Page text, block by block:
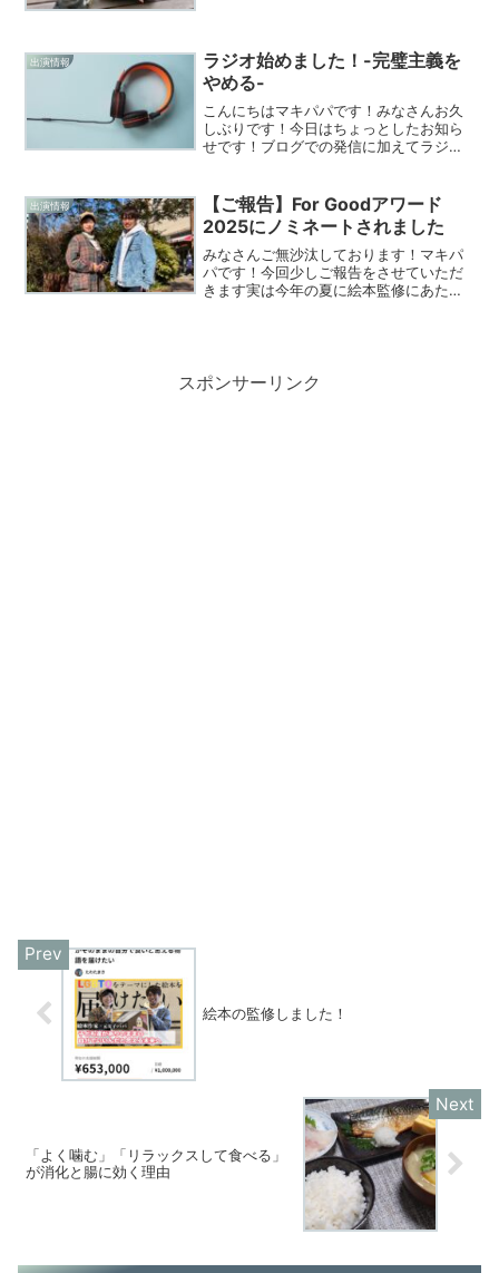
いう理由で反...
出演情報
ラジオ始めました！-完璧主義を
やめる-
こんにちはマキパパです！みなさんお久
しぶりです！今日はちょっとしたお知ら
せです！ブログでの発信に加えてラジオ
たのですが、完璧主義でネガティブな性
格が邪魔をしてしまい「ラ...
出演情報
【ご報告】For Goodアワード
2025にノミネートされました
みなさんご無沙汰しております！マキパ
パです！今回少しご報告をさせていただ
きます実は今年の夏に絵本監修にあたり
スポンサーリンク
絵本の監修しました！
「よく噛む」「リラックスして食べる」
が消化と腸に効く理由